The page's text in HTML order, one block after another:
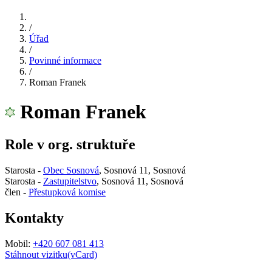
/
Úřad
/
Povinné informace
/
Roman Franek
Roman Franek
Role v org. struktuře
Starosta - Obec Sosnová, Sosnová 11, Sosnová
Starosta - Zastupitelstvo, Sosnová 11, Sosnová
člen - Přestupková komise
Kontakty
Mobil: +420 607 081 413
Stáhnout vizitku(vCard)